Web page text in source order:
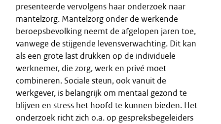
presenteerde vervolgens haar onderzoek naar
mantelzorg. Mantelzorg onder de werkende
beroepsbevolking neemt de afgelopen jaren toe,
vanwege de stijgende levensverwachting. Dit kan
als een grote last drukken op de individuele
werknemer, die zorg, werk en privé moet
combineren. Sociale steun, ook vanuit de
werkgever, is belangrijk om mentaal gezond te
blijven en stress het hoofd te kunnen bieden. Het
onderzoek richt zich o.a. op gespreksbegeleiders